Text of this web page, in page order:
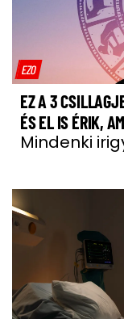
EZO
EZ A 3
ÉS EL IS ÉRIK,
Mindenki